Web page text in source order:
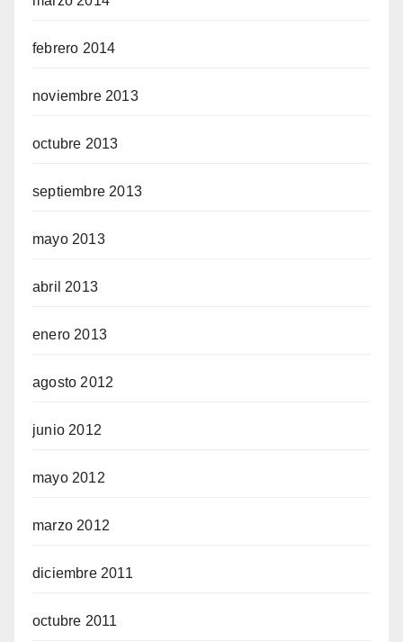
febrero 2014
noviembre 2013
octubre 2013
septiembre 2013
mayo 2013
abril 2013
enero 2013
agosto 2012
junio 2012
mayo 2012
marzo 2012
diciembre 2011
octubre 2011